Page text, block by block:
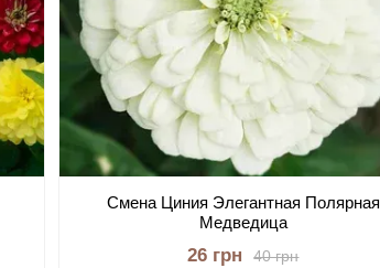
Смена Циния Элегантная Полярная
Медведица
40 грн
26 грн